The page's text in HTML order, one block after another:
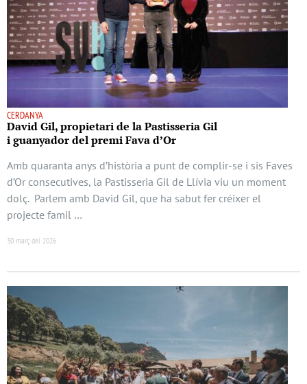
CERDANYA
David Gil, propietari de la Pastisseria Gil
i guanyador del premi Fava d’Or
Amb quaranta anys d’història a punt de complir-se i sis Faves
d’Or consecutives, la Pastisseria Gil de Llívia viu un moment
dolç. Parlem amb David Gil, que ha sabut fer créixer el
projecte famil …
30 març del 2026